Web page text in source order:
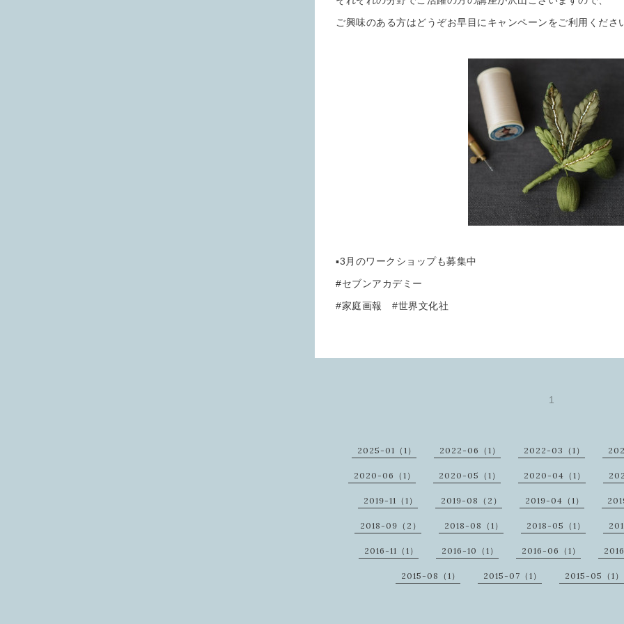
ご興味のある方はどうぞお早目にキャンペーンをご利用くださ
▪️3月のワークショップも募集中
#セブンアカデミー
#家庭画報 #世界文化社
1
2025-01（1） 2022-06（1） 2022-03（1）
2020-06（1） 2020-05（1） 2020-04（1）
2019-11（1） 2019-08（2） 2019-04（1）
2018-09（2） 2018-08（1） 2018-05（1）
2016-11（1） 2016-10（1） 2016-06（1）
2015-08（1） 2015-07（1） 2015-05（1）